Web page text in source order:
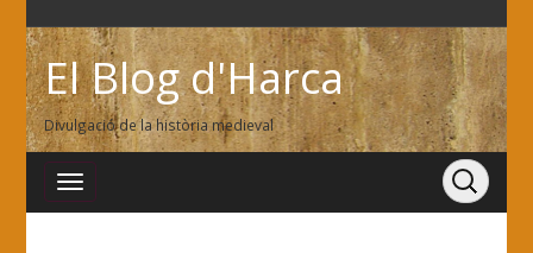
El Blog d'Harca
Divulgació de la història medieval